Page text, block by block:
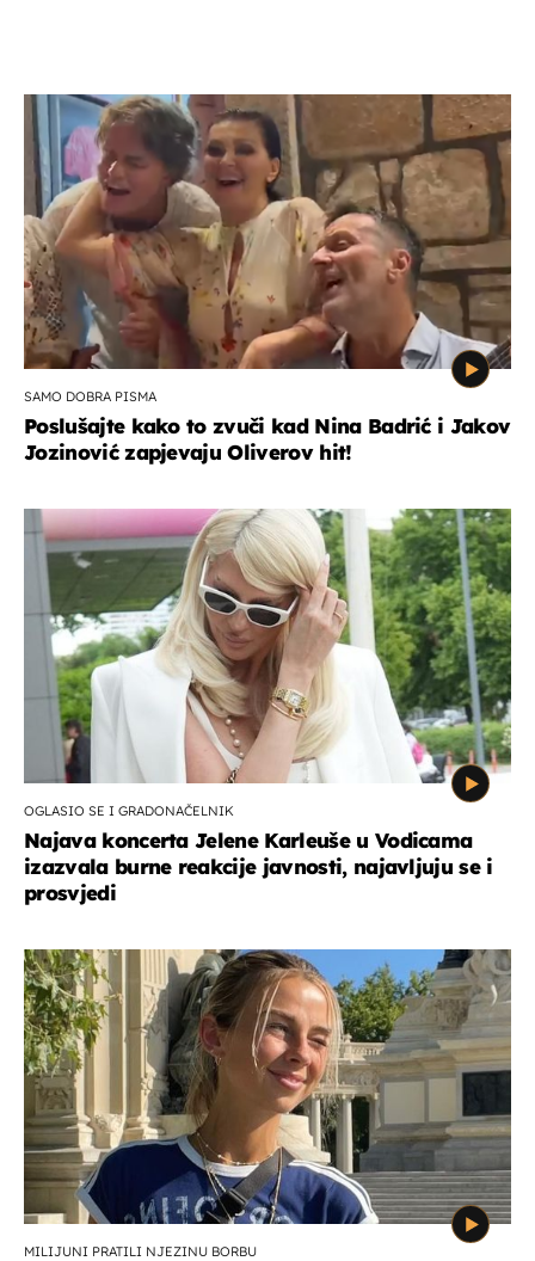
SAMO DOBRA PISMA
Poslušajte kako to zvuči kad Nina Badrić i Jakov
Jozinović zapjevaju Oliverov hit!
OGLASIO SE I GRADONAČELNIK
Najava koncerta Jelene Karleuše u Vodicama
izazvala burne reakcije javnosti, najavljuju se i
prosvjedi
MILIJUNI PRATILI NJEZINU BORBU